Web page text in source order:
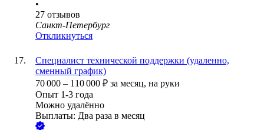
•
27 отзывов
Санкт-Петербург
Откликнуться
Специалист технической поддержки (удаленно,
сменный график)
70 000 – 110 000 ₽ за месяц, на руки
Опыт 1-3 года
Можно удалённо
Выплаты: Два раза в месяц